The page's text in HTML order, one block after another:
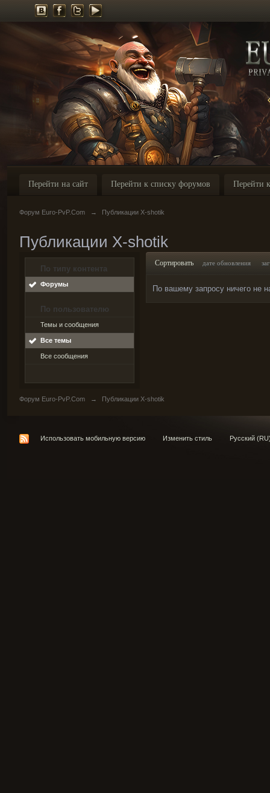
Перейти на сайт Перейти к списку форумов Перейти
Форум Euro-PvP.Com → Публикации X-shotik
Публикации X-shotik
По типу контента
Форумы
По пользователю
Темы и сообщения
Все темы
Все сообщения
Сортировать дате обновления
По вашему запросу ничего не
Форум Euro-PvP.Com → Публикации X-shotik
Использовать мобильную версию Изменить стиль Русский